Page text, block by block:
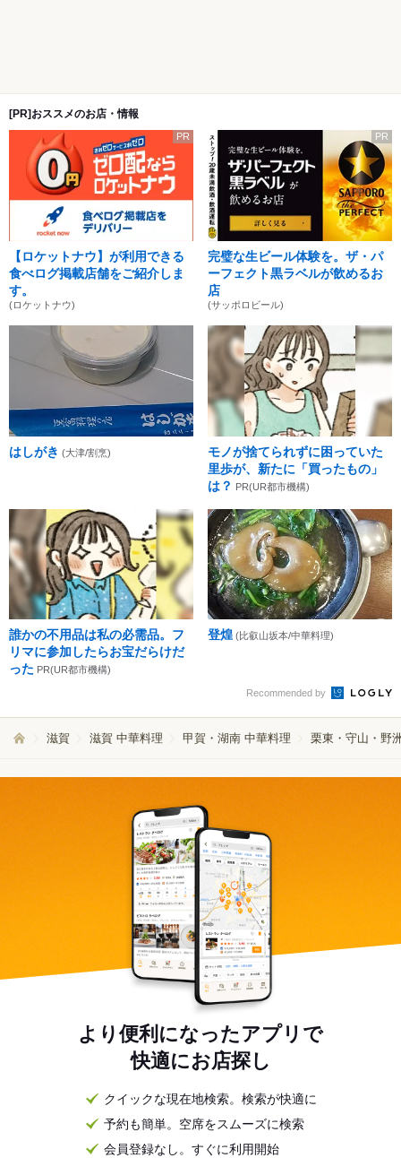
[PR]おススメのお店・情報
PR
【ロケットナウ】が利用できる
食べログ掲載店舗をご紹介しま
す。
(ロケットナウ)
PR
完璧な生ビール体験を。ザ・パ
ーフェクト黒ラベルが飲めるお
店
(サッポロビール)
はしがき (大津/割烹)
モノが捨てられずに困っていた
里歩が、新たに「買ったもの」
は？ PR(UR都市機構)
誰かの不用品は私の必需品。フ
リマに参加したらお宝だらけだ
った PR(UR都市機構)
登煌 (比叡山坂本/中華料理)
Recommended by
滋賀 滋賀 中華料理 甲賀・湖南 中華料理 栗東・守山・野
より便利になったアプリで
快適にお店探し
クイックな現在地検索。検索が快適に
予約も簡単。空席をスムーズに検索
会員登録なし。すぐに利用開始